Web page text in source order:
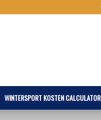
WINTERSPORT KOSTEN CALCULATOR